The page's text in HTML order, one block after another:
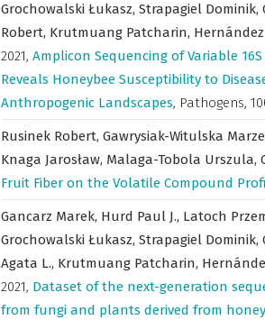
Grochowalski Łukasz, Strapagiel Dominik,
Robert, Krutmuang Patcharin,
2021, Amplicon Sequencing of Variable
Reveals Honeybee Susceptibility to
Anthropogenic Landscapes, Pathogens,
Rusinek Robert, Gawrysiak-Witulska
Knaga Jarosław, Malaga-Tobola Urszula,
Fruit Fiber on the Volatile Compound
Gancarz Marek, Hurd Paul J., Latoch
Grochowalski Łukasz, Strapagiel Dominik,
Agata L., Krutmuang Patcharin,
2021, Dataset of the next-generation
from fungi and plants derived from